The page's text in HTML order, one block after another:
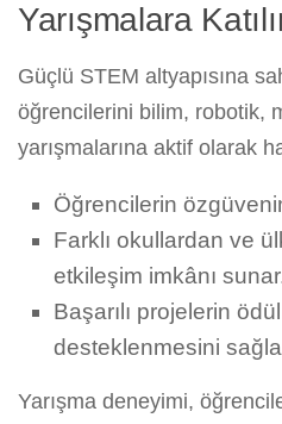
Yarışmalara
Güçlü STEM altyapısına
öğrencilerini bilim, robotik,
yarışmalarına aktif olarak
Öğrencilerin
Farklı okullardan ve
etkileşim imkânı
Başarılı projelerin
desteklenmesini
Yarışma deneyimi,